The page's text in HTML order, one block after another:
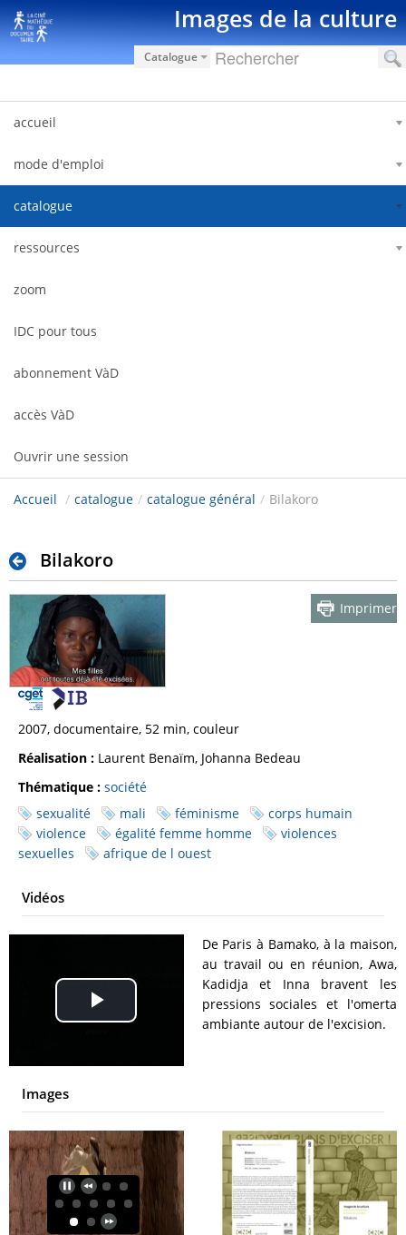
Saut au contenu Images de la culture
Catalogue
accueil
mode d'emploi
catalogue
ressources
zoom
IDC pour tous
abonnement VàD
accès VàD
Ouvrir une session
Accueil / catalogue / catalogue général / Bilakoro
Bilakoro
Imprimer
2007, documentaire, 52 min, couleur
Réalisation : Laurent Benaïm, Johanna Bedeau
Thématique : société
sexualité
mali féminisme
corps humain
violence
égalité femme homme
violences
sexuelles
afrique de l ouest
Vidéos
Play
Video
De Paris à Bamako, à la maison,
au travail ou en réunion, Awa,
Kadidja et Inna bravent les
pressions sociales et l'omerta
ambiante autour de l'excision.
Images